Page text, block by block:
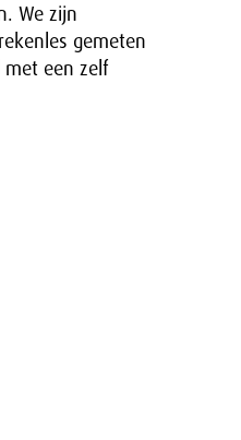
We zijn
gemeten
een zelf